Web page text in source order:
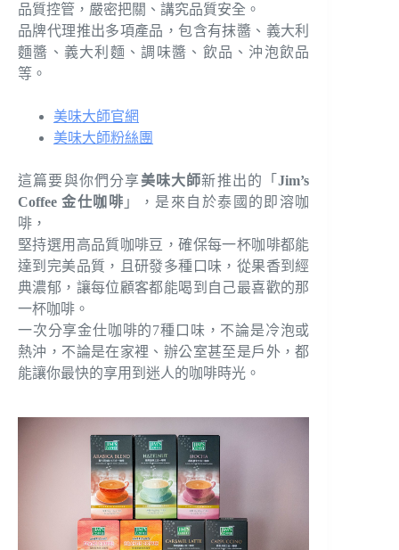
品質控管，嚴密把關、講究品質安全。
品牌代理推出多項產品，包含有抹醬、義大利
麵醬、義大利麵、調味醬、飲品、沖泡飲品
等。
美味大師官網
美味大師粉絲團
這篇要與你們分享美味大師新推出的「Jim’s
Coffee 金仕咖啡 」，是來自於泰國的即溶咖
啡，
堅持選用高品質咖啡豆，確保每一杯咖啡都能
達到完美品質，且研發多種口味，從果香到經
典濃郁，讓每位顧客都能喝到自己最喜歡的那
一杯咖啡。
一次分享金仕咖啡的7種口味，不論是冷泡或
熱沖，不論是在家裡、辦公室甚至是戶外，都
能讓你最快的享用到迷人的咖啡時光。